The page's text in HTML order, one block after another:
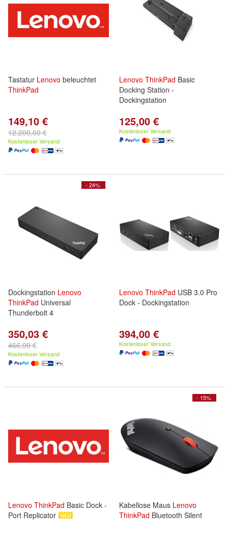
Tastatur Lenovo beleuchtet
ThinkPad
149,10 €
12.200,00 €
Kostenloser Versand
Lenovo ThinkPad Basic
Docking Station -
Dockingstation
125,00 €
Kostenloser Versand
- 24%
Dockingstation Lenovo
ThinkPad Universal
Thunderbolt 4
350,03 €
466,99 €
Kostenloser Versand
Lenovo ThinkPad USB 3.0 Pro
Dock - Dockingstation
394,00 €
Kostenloser Versand
Lenovo ThinkPad Basic Dock -
Port Replicator
- 15%
Kabellose Maus Lenovo
ThinkPad Bluetooth Silent